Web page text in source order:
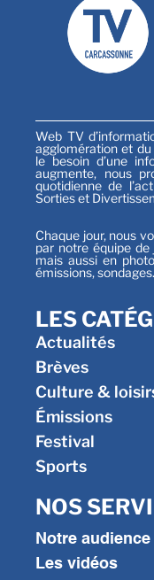
Web TV
agglomération et du
le besoin d’une
augmente, nous
quotidienne de
Sorties et
Chaque jour, nous
par notre équipe de
mais aussi en
émissions,
LES
Actualités
Brèves
Culture &
Émissions
Festival
Sports
NOS
Notre audience
Les vidéos